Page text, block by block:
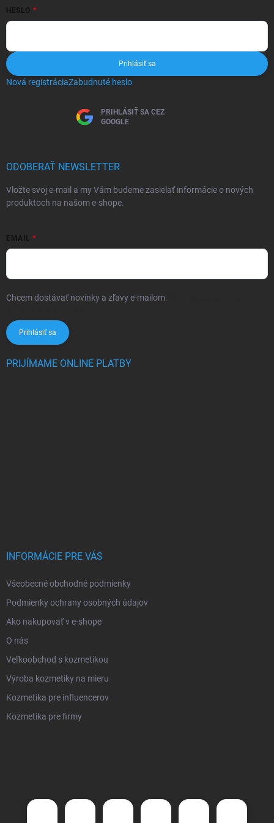
HESLO
Prihlásiť sa
Nová registráciaZabudnuté heslo
PRIHLÁSIŤ SA CEZ
GOOGLE
ODOBERAŤ NEWSLETTER
Vložte svoj e-mail a my Vám budeme zasielať informácie o nových
produktoch na našom e-shope.
EMAIL
Chcem dostávať novinky a zľavy e-mailom.
Prihlásiť sa
PRIJÍMAME ONLINE PLATBY
INFORMÁCIE PRE VÁS
Všeobecné obchodné podmienky
Podmienky ochrany osobných údajov
Ako nakupovať v e-shope
O nás
Veľkoobchod s kozmetikou
Výroba kozmetiky na mieru
Kozmetika pre influencerov
Kozmetika pre firmy